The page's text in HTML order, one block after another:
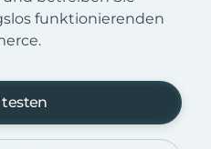
funktionierenden